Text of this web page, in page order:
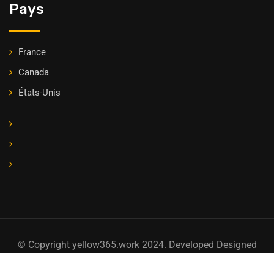
Pays
France
Canada
États-Unis
© Copyright yellow365.work 2024. Developed Designed